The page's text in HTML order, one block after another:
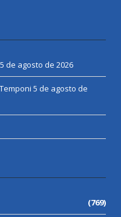
5 de agosto de 2026
5 de agosto de
(769)